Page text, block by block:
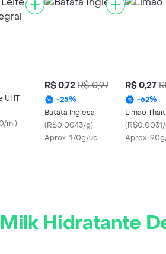
UHT
ml)
R$ 0,72 R$ 0,97
-25%
Batata Inglesa
(R$0.0043/g)
Aprox. 170g/ud
R$ 0,27
-62%
Limao Thaiti
(
Aprox.
Hidratante